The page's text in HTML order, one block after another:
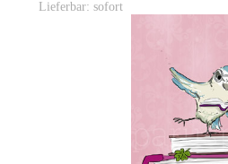
Lieferbar: sofort